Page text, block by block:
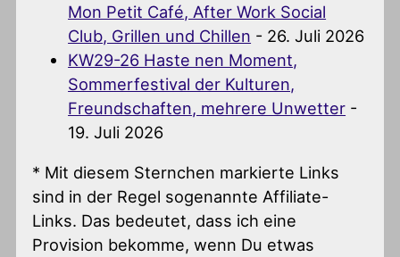
Mon Petit Café, After Work Social
Club, Grillen und Chillen - 26. Juli 2026
KW29-26 Haste nen Moment,
Sommerfestival der Kulturen,
Freundschaften, mehrere Unwetter -
19. Juli 2026
* Mit diesem Sternchen markierte Links
sind in der Regel sogenannte Affiliate-
Links. Das bedeutet, dass ich eine
Provision bekomme, wenn Du etwas